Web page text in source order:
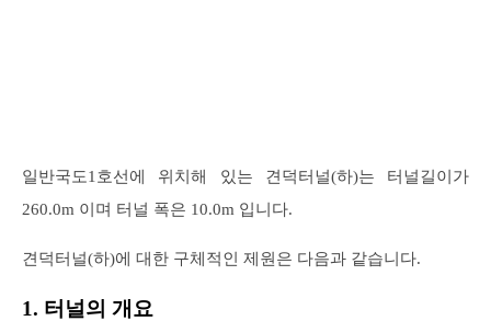
일반국도1호선에 위치해 있는 견덕터널(하)는 터널길이가
260.0m 이며 터널 폭은 10.0m 입니다.
견덕터널(하)에 대한 구체적인 제원은 다음과 같습니다.
1. 터널의 개요